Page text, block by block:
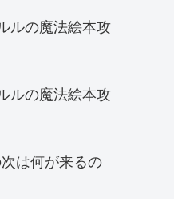
ルの魔法絵本攻
ルの魔法絵本攻
は何が来るの